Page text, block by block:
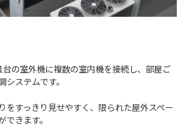
の室外機に複数の室内機を接続し、部屋ご
システムです。
をすっきり見せやすく、限られた屋外スペー
きます。